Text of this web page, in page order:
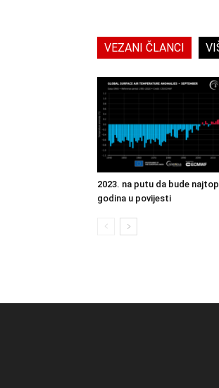
VEZANI ČLANCI
2023. na putu da bude
godina u povijesti